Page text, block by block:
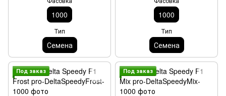
1000
Тип
Семена
1000
Тип
Семена
Под заказ Под заказ